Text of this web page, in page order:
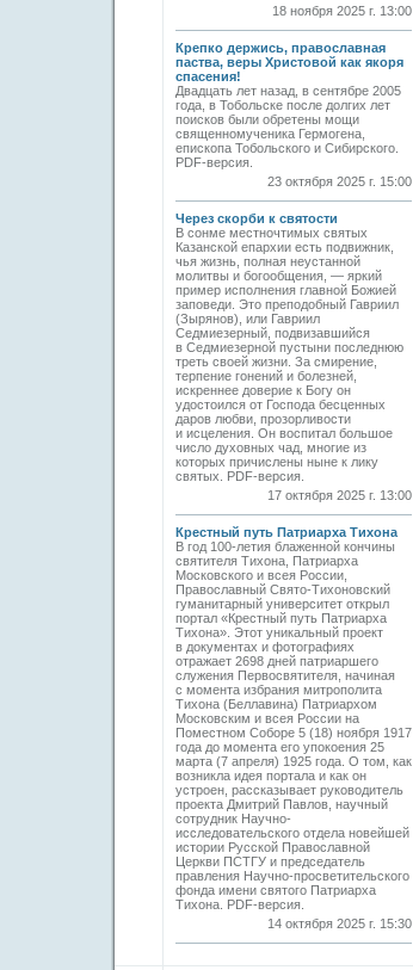
18 ноября 2025 г. 13:00
Крепко держись, православная
паства, веры Христовой как якоря
спасения!
Двадцать лет назад, в сентябре 2005
года, в Тобольске после долгих лет
поисков были обретены мощи
священномученика Гермогена,
епископа Тобольского и Сибирского.
PDF-версия.
23 октября 2025 г. 15:00
Через скорби к святости
В сонме местночтимых святых
Казанской епархии есть подвижник,
чья жизнь, полная неустанной
молитвы и богообщения, — яркий
пример исполнения главной Божией
заповеди. Это преподобный Гавриил
(Зырянов), или Гавриил
Седмиезерный, подвизавшийся
в Седмиезерной пустыни последнюю
треть своей жизни. За смирение,
терпение гонений и болезней,
искреннее доверие к Богу он
удостоился от Господа бесценных
даров любви, прозорливости
и исцеления. Он воспитал большое
число духовных чад, многие из
которых причислены ныне к лику
святых. PDF-версия.
17 октября 2025 г. 13:00
Крестный путь Патриарха Тихона
В год 100-летия блаженной кончины
святителя Тихона, Патриарха
Московского и всея России,
Православный Свято-Тихоновский
гуманитарный университет открыл
портал «Крестный путь Патриарха
Тихона». Этот уникальный проект
в документах и фотографиях
отражает 2698 дней патриаршего
служения Первосвятителя, начиная
с момента избрания митрополита
Тихона (Беллавина) Патриархом
Московским и всея России на
Поместном Соборе 5 (18) ноября 1917
года до момента его упокоения 25
марта (7 апреля) 1925 года. О том, как
возникла идея портала и как он
устроен, рассказывает руководитель
проекта Дмитрий Павлов, научный
сотрудник Научно-
исследовательского отдела новейшей
истории Русской Православной
Церкви ПСТГУ и председатель
правления Научно-просветительского
фонда имени святого Патриарха
Тихона. PDF-версия.
14 октября 2025 г. 15:30